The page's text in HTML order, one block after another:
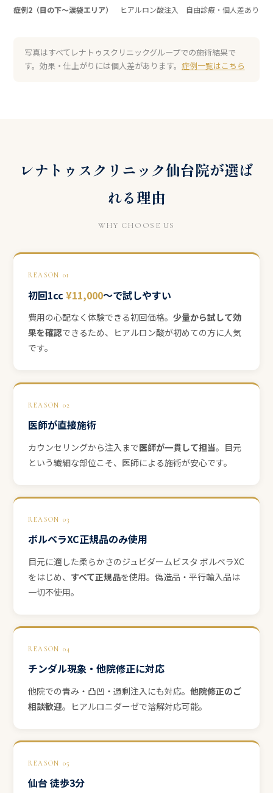
症例2（目の下〜涙袋エリア） ヒアルロン酸注入 自由診療・個人差あり
写真はすべてレナトゥスクリニックグループでの施術結果で
す。効果・仕上がりには個人差があります。 症例一覧はこちら
レナトゥスクリニック仙台院が選ば
れる理由
WHY CHOOSE US
REASON 01
初回1cc ¥11,000〜で試しやすい
費用の心配なく体験できる初回価格。 少量から試して効
果を確認できるため、ヒアルロン酸が初めての方に人気
です。
REASON 02
医師が直接施術
カウンセリングから注入まで医師が一貫して担当。目元
という繊細な部位こそ、医師による施術が安心です。
REASON 03
ボルベラXC正規品のみ使用
目元に適した柔らかさのジュビダームビスタ ボルベラXC
をはじめ、 すべて正規品を使用。偽造品・平行輸入品は
一切不使用。
REASON 04
チンダル現象・他院修正に対応
他院での青み・凸凹・過剰注入にも対応。 他院修正のご
相談歓迎。ヒアルロニダーゼで溶解対応可能。
REASON 05
仙台 徒歩3分